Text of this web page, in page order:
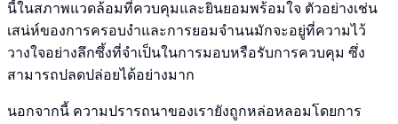
นี้ในสภาพแวดล้อมที่ควบคุมและยินยอมพร้อมใจ ตัวอย่างเช่น
เสน่ห์ของการครอบงำและการยอมจำนนมักจะอยู่ที่ความไว้
วางใจอย่างลึกซึ้งที่จำเป็นในการมอบหรือรับการควบคุม ซึ่ง
สามารถปลดปล่อยได้อย่างมาก
นอกจากนี้ ความปรารถนาของเรายังถูกหล่อหลอมโดยการ